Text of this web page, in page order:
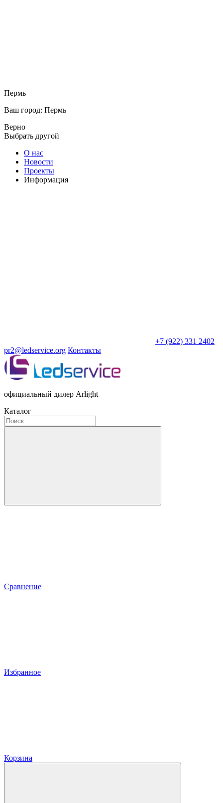
Пермь
Ваш город: Пермь
Верно
Выбрать другой
О нас
Новости
Проекты
Информация
+7 (922) 331 2402
pr2@ledservice.org Контакты
официальный дилер Arlight
Каталог
Сравнение
Избранное
Корзина